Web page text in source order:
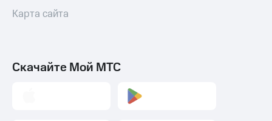
Карта сайта
Скачайте Мой МТС